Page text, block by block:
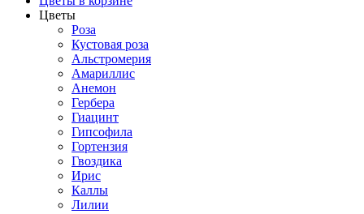
Цветы
Роза
Кустовая роза
Альстромерия
Амариллис
Анемон
Гербера
Гиацинт
Гипсофила
Гортензия
Гвоздика
Ирис
Каллы
Лилии